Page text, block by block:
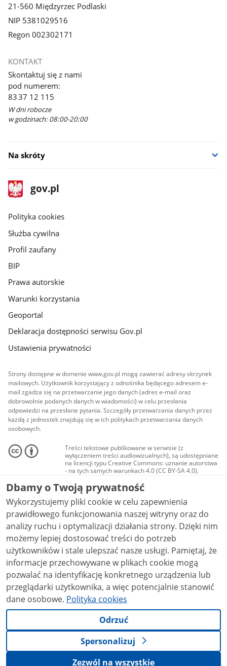
21-560 Międzyrzec Podlaski
NIP 5381029516
Regon 002302171
KONTAKT
Skontaktuj się z nami
pod numerem:
83 37 12 115
W dni robocze
w godzinach: 08:00-20:00
Na skróty
stopka
gov.pl
Strona
gov.pl
gov.pl
Polityka cookies
Służba cywilna
Profil zaufany
BIP
Prawa autorskie
Warunki korzystania
Geoportal
Deklaracja dostępności serwisu Gov.pl
Ustawienia prywatności
Strony dostępne w domenie www.gov.pl mogą zawierać adresy skrzynek
mailowych. Użytkownik korzystający z odnośnika będącego adresem e-
mail zgadza się na przetwarzanie jego danych (adres e-mail oraz
dobrowolnie podanych danych w wiadomości) w celu przesłania
odpowiedzi na przesłane pytania. Szczegóły przetwarzania danych przez
każdą z jednostek znajdują się w ich politykach przetwarzania danych
osobowych.
Treści tekstowe publikowane w serwisie (z
wyłączeniem treści audiowizualnych), są udostępniane
na licencji typu Creative Commons: uznanie autorstwa
- na tych samych warunkach 4.0 (CC BY-SA 4.0).
Materiały audiowizualne, w tym zdjęcia, materiały
audio i wideo, są udostępniane na licencji typu
Creative Commons: uznanie autorstwa użycie
niekomercyjne - bez utworów zależnych 4.0 (CC BY-
NC-ND 4.0), o ile nie jest to stwierdzone inaczej.
Dbamy o Twoją prywatność
Wykorzystujemy pliki cookie w celu zapewnienia
prawidłowego funkcjonowania naszej witryny oraz do
analizy ruchu i optymalizacji działania strony. Dzięki nim
możemy lepiej dostosować treści do potrzeb
użytkowników i stale ulepszać nasze usługi. Pamiętaj, że
informacje przechowywane w plikach cookie mogą
pozwalać na identyfikację konkretnego urządzenia lub
przeglądarki użytkownika, a więc potencjalnie stanowić
dane osobowe. Polityka cookies
Odrzuć
Spersonalizuj
Zezwól na wszystkie